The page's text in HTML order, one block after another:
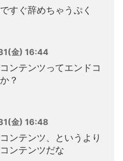
すぐ辞めちゃうぷく
金) 16:44
ンテンツってエンドコ
？
金) 16:48
ンテンツ、というより
ンテンツだな